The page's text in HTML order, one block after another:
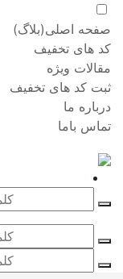
صفحه اصلی(بلاگ)
کد های تخفیف
مقالات ویژه
ثبت کد های تخفیف
درباره ما
تماس باما